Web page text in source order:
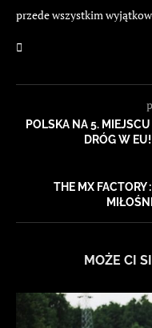
przede wszystkim
POLSKA NA 5.
DRÓG W
THE MX
MOŻE CI